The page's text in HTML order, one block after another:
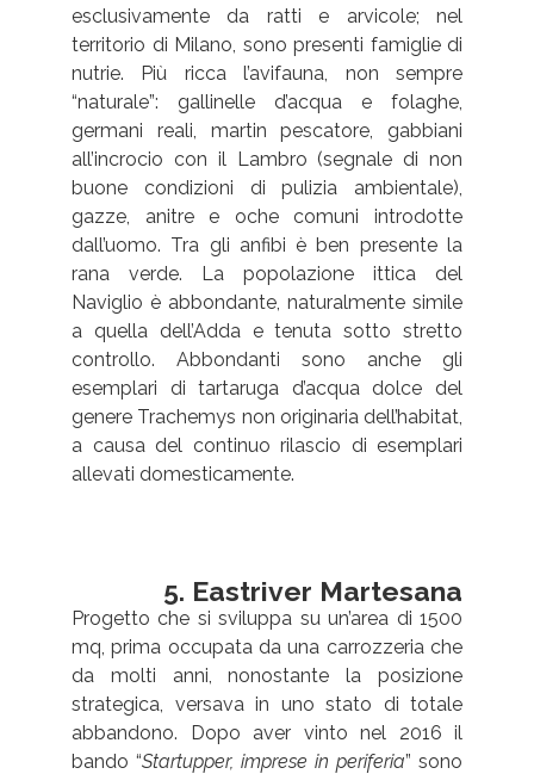
esclusivamente da ratti e arvicole; nel
territorio di Milano, sono presenti famiglie di
nutrie. Più ricca l’avifauna, non sempre
“naturale”: gallinelle d’acqua e folaghe,
germani reali, martin pescatore, gabbiani
all’incrocio con il Lambro (segnale di non
buone condizioni di pulizia ambientale),
gazze, anitre e oche comuni introdotte
dall’uomo. Tra gli anfibi è ben presente la
rana verde. La popolazione ittica del
Naviglio è abbondante, naturalmente simile
a quella dell’Adda e tenuta sotto stretto
controllo. Abbondanti sono anche gli
esemplari di tartaruga d’acqua dolce del
genere Trachemys non originaria dell’habitat,
a causa del continuo rilascio di esemplari
allevati domesticamente.
5. Eastriver Martesana
Progetto che si sviluppa su un’area di 1500
mq, prima occupata da una carrozzeria che
da molti anni, nonostante la posizione
strategica, versava in uno stato di totale
abbandono. Dopo aver vinto nel 2016 il
bando “Startupper, imprese in periferia” sono